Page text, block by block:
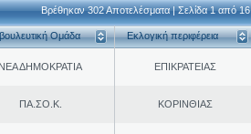
Βρέθηκαν 302 Αποτελέσματα | Σελίδα 1 από 16
Ομάδα Εκλογική περιφέρεια
ΝΕΑ ΔΗΜΟΚΡΑΤΙΑ ΕΠΙΚΡΑΤΕΙΑΣ
ΠΑ.ΣΟ.Κ. ΚΟΡΙΝΘΙΑΣ